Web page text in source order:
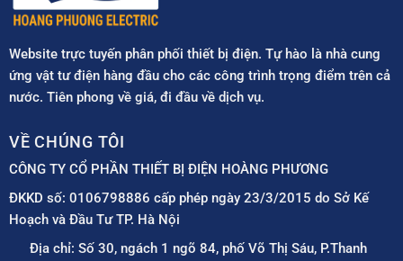
Website trực tuyến phân phối thiết bị điện. Tự hào là nhà cung
ứng vật tư điện hàng đầu cho các công trình trọng điểm trên cả
nước. Tiên phong về giá, đi đầu về dịch vụ.
VỀ CHÚNG TÔI
CÔNG TY CỔ PHẦN THIẾT BỊ ĐIỆN HOÀNG PHƯƠNG
ĐKKD số: 0106798886 cấp phép ngày 23/3/2015 do Sở Kế
Hoạch và Đầu Tư TP. Hà Nội
Địa chỉ: Số 30, ngách 1 ngõ 84, phố Võ Thị Sáu, P.Thanh